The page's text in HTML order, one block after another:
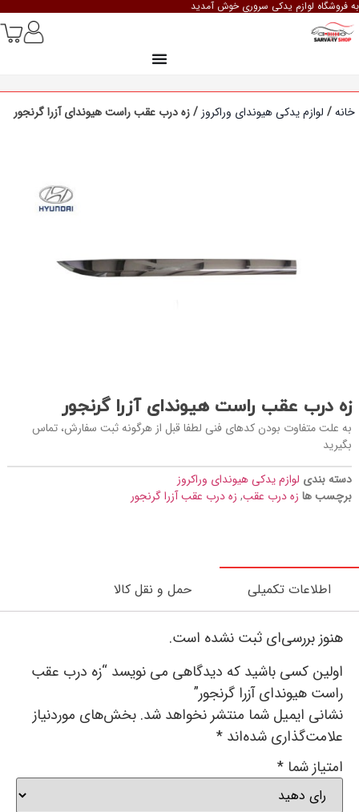
به فروشگاه لوازم یدکی سروری خوش آمدید
خانه/ لوازم یدکی هیوندای وراکروز / زه درب عقب راست هیوندای آزرا گرنجور
زه درب عقب راست هیوندای آزرا گرنجور
به علت متفاوت بودن کدهای فنی لطفا قبل از هرگونه ثبت سفارش، تماس
بگیرید
دسته بندی لوازم یدکی هیوندای وراکروز
برچسب ها زه درب عقب, زه درب عقب آزرا گرنجور
اطلاعات تکمیلی حمل و نقل کالا
هنوز بررسی‌ای ثبت نشده است.
اولین کسی باشید که دیدگاهی می نویسد “زه درب عقب
راست هیوندای آزرا گرنجور”
نشانی ایمیل شما منتشر نخواهد شد. بخش‌های موردنیاز
علامت‌گذاری شده‌اند *
امتیاز شما *